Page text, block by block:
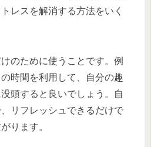
レスを解消する方法をいく
のために使うことです。例
時間を利用して、自分の趣
頭すると良いでしょう。自
リフレッシュできるだけで
ります。